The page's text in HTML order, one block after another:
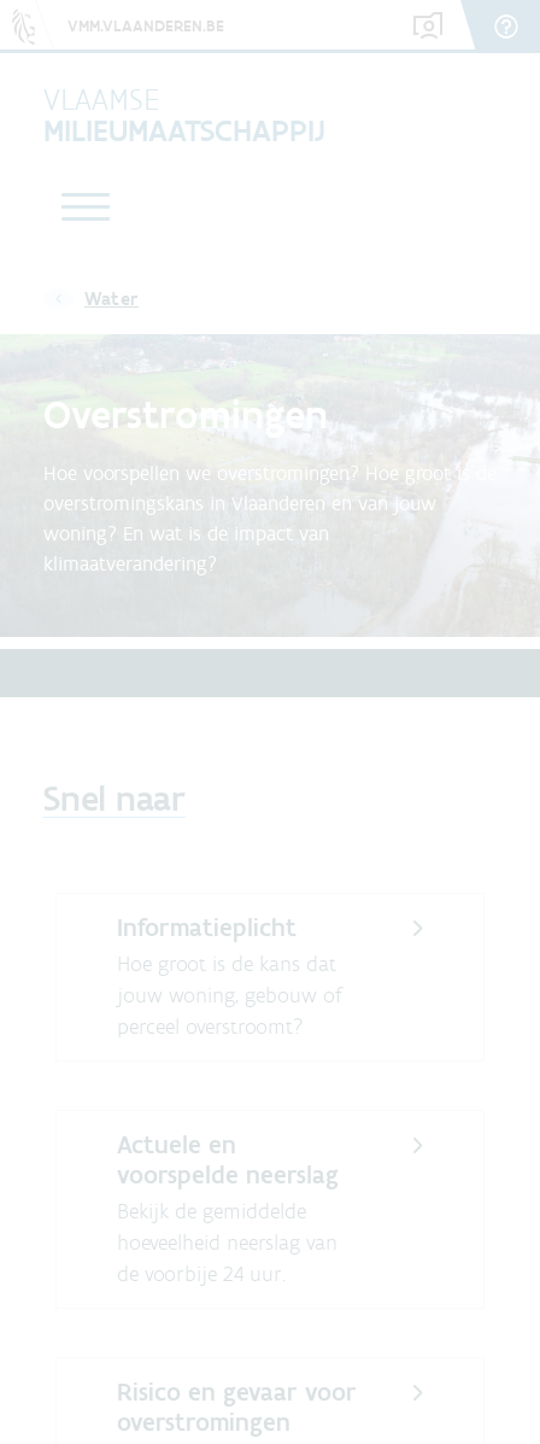
VMM.VLAANDEREN.BE
VLAAMSE
MILIEUMAATSCHAPPIJ
Water
Overstromingen
Hoe voorspellen we overstromingen? Hoe groot is de
overstromingskans in Vlaanderen en van jouw
woning? En wat is de impact van
klimaatverandering?
Snel naar
Informatieplicht
Hoe groot is de kans dat
jouw woning, gebouw of
perceel overstroomt?
Actuele en
voorspelde neerslag
Bekijk de gemiddelde
hoeveelheid neerslag van
de voorbije 24 uur.
Risico en gevaar voor
overstromingen